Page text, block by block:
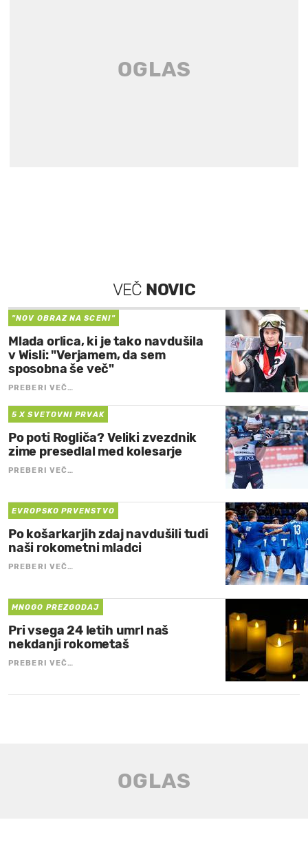
VEČ NOVIC
"NOV OBRAZ NA SCENI"
Mlada orlica, ki je tako navdušila
v Wisli: "Verjamem, da sem
sposobna še več"
PREBERI VEČ…
5 X SVETOVNI PRVAK
Po poti Rogliča? Veliki zvezdnik
zime presedlal med kolesarje
PREBERI VEČ…
EVROPSKO PRVENSTVO
Po košarkarjih zdaj navdušili tudi
naši rokometni mladci
PREBERI VEČ…
MNOGO PREZGODAJ
Pri vsega 24 letih umrl naš
nekdanji rokometaš
PREBERI VEČ…